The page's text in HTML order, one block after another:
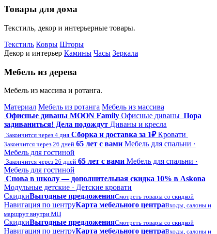
Товары для дома
Текстиль, декор и интерьерные товары.
Текстиль Ковры Шторы
Декор и интерьер Камины Часы Зеркала
Мебель из дерева
Мебель из массива и ротанга.
Материал Мебель из ротанга Мебель из массива
Офисные диваны MOON Family Офисные диваны Пора
задиваниться! Дела подождут Диваны и кресла
Закончится через 4 дня Сборка и доставка за 1₽ Кровати
Закончится через 26 дней 65 лет с вами Мебель для спальни ·
Мебель для гостиной
Закончится через 26 дней 65 лет с вами Мебель для спальни ·
Мебель для гостиной
Снова в школу — дополнительная скидка 10% в Askona
Модульные детские · Детские кровати
СкидкиВыгодные предложенияСмотреть товары со скидкой
Навигация по центруКарта мебельного центраВходы, салоны и
маршрут внутри МЦ
СкидкиВыгодные предложенияСмотреть товары со скидкой
Навигация по центруКарта мебельного центраВходы, салоны и